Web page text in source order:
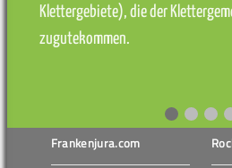
Klettergebiete), die der
zugutekommen.
Frankenjura.com